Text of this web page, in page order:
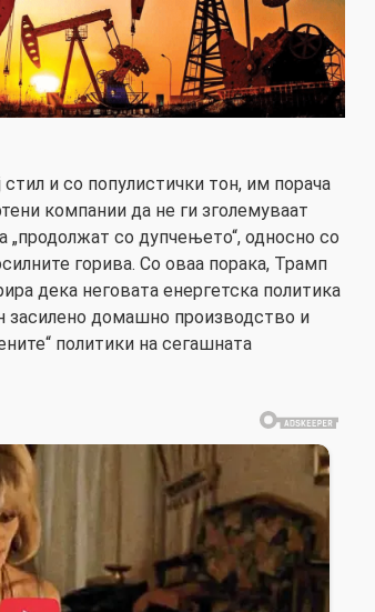
и со популистички тон, им порача
компании да не ги зголемуваат
„продолжат со дупчењето“, односно со
горива. Со оваа порака, Трамп
дека неговата енергетска политика
засилено домашно производство и
политики на сегашната